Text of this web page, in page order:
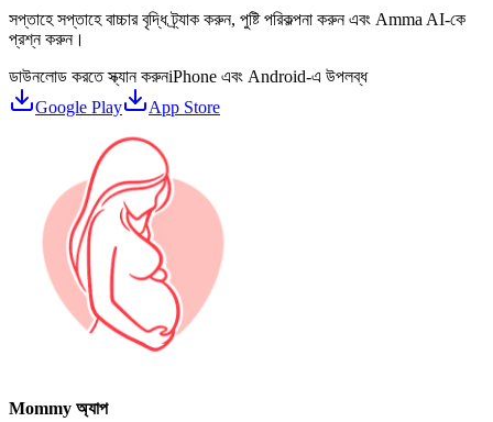
সপ্তাহে সপ্তাহে বাচ্চার বৃদ্ধি ট্র্যাক করুন, পুষ্টি পরিকল্পনা করুন এবং Amma AI-কে
প্রশ্ন করুন।
ডাউনলোড করতে স্ক্যান করুনiPhone এবং Android-এ উপলব্ধ
Google Play
App Store
Mommy অ্যাপ